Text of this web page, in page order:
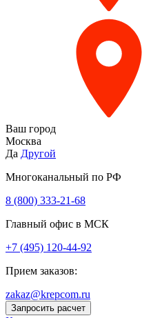
Ваш город
Москва
Да Другой
Многоканальный по РФ
8 (800) 333‑21-68
Главный офис в МСК
+7 (495) 120-44-92
Прием заказов:
zakaz@krepcom.ru
Запросить расчет